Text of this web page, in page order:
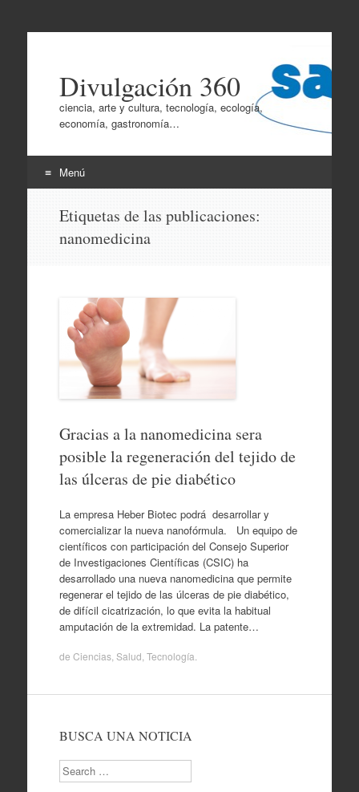
Divulgación 360
ciencia, arte y cultura, tecnología, ecología,
economía, gastronomía…
Menú
contenido
Etiquetas de las publicaciones:
nanomedicina
Gracias a la nanomedicina sera
posible la regeneración del tejido de
las úlceras de pie diabético
La empresa Heber Biotec podrá desarrollar y
comercializar la nueva nanofórmula. Un equipo de
científicos con participación del Consejo Superior
de Investigaciones Científicas (CSIC) ha
desarrollado una nueva nanomedicina que permite
regenerar el tejido de las úlceras de pie diabético,
de difícil cicatrización, lo que evita la habitual
amputación de la extremidad. La patente…
de Ciencias, Salud Tecnología
BUSCA UNA NOTICIA
Search